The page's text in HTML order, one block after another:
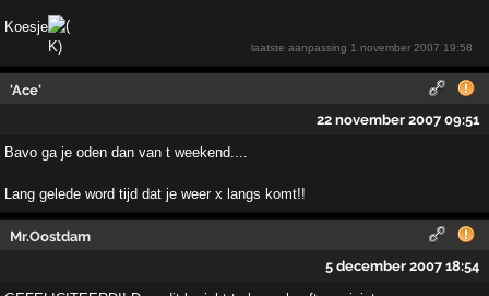
Koesje
laatste aanpassing 1 november 2007 19:58
'Ace'
22 november 2007 09:51
Bavo ga je oden dan van t weekend....
Lang gelede word tijd dat je weer x langs komt!!
Mr.Oostdam
5 december 2007 18:54